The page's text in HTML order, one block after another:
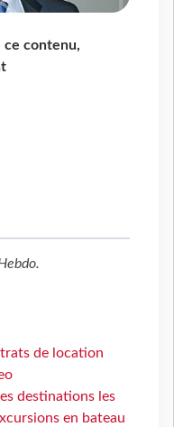
ce contenu,
.
de location
destinations les
en bateau